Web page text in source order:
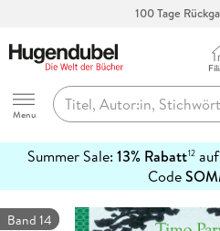
100 Tage
Hugendubel
Menu
Summer Sale: 13% Rabatt12auf
Code
erfahren
Band 14